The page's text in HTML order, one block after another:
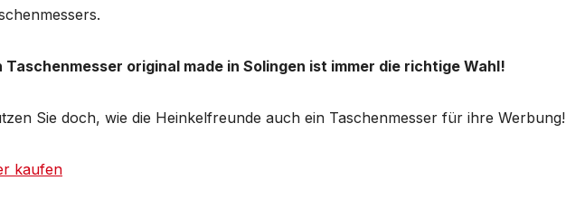
Taschenmesser original made in Solingen ist immer die richtige Wahl!
Sie doch, wie die Heinkelfreunde auch ein Taschenmesser für ihre Werbung!
kaufen